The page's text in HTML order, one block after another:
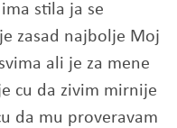
stila ja se
zasad najbolje Moj
ali je za mene
cu da zivim mirnije
da mu proveravam